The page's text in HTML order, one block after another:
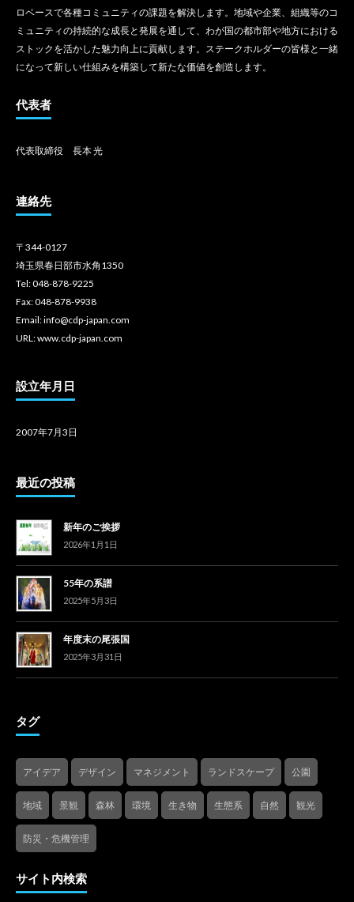
ロベースで各種コミュニティの課題を解決します。地域や企業、組織等のコ
ミュニティの持続的な成長と発展を通して、わが国の都市部や地方における
ストックを活かした魅力向上に貢献します。ステークホルダーの皆様と一緒
になって新しい仕組みを構築して新たな価値を創造します。
代表者
代表取締役 長本 光
連絡先
〒344-0127
埼玉県春日部市水角1350
Tel: 048-878-9225
Fax: 048-878-9938
Email: info@cdp-japan.com
URL: www.cdp-japan.com
設立年月日
2007年7月3日
最近の投稿
新年のご挨拶
2026年1月1日
55年の系譜
2025年5月3日
年度末の尾張国
2025年3月31日
タグ
アイデア デザイン マネジメント ランドスケープ 公園
地域 景観 森林 環境 生き物 生態系 自然 観光
防災・危機管理
サイト内検索